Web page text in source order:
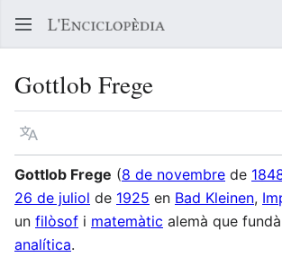
Gottlob Frege
Llegir en un atre idioma
Gottlob Frege (8 de novembre de
26 de juliol de 1925 en Bad Kleinen,
un filòsof i matemàtic alemà que
analítica.